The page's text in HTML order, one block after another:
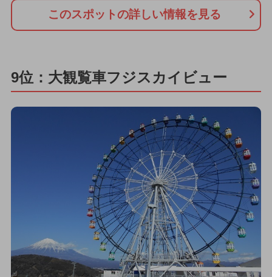
このスポットの詳しい情報を見る
9位：大観覧車フジスカイビュー